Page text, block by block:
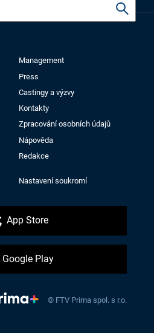
Management
Press
Castingy a výzvy
Kontakty
Zpracování osobních údajů
Nápověda
Redakce
Nastavení soukromí
App Store
Google Play
© FTV Prima spol. s r.o.